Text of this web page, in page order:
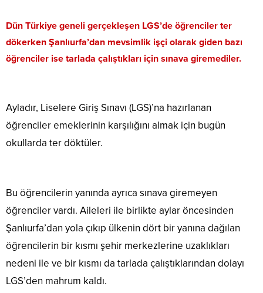
Dün Türkiye geneli gerçekleşen LGS’de öğrenciler ter
dökerken Şanlıurfa’dan mevsimlik işçi olarak giden bazı
öğrenciler ise tarlada çalıştıkları için sınava giremediler.
Ayladır, Liselere Giriş Sınavı (LGS)’na hazırlanan
öğrenciler emeklerinin karşılığını almak için bugün
okullarda ter döktüler.
Bu öğrencilerin yanında ayrıca sınava giremeyen
öğrenciler vardı. Aileleri ile birlikte aylar öncesinden
Şanlıurfa’dan yola çıkıp ülkenin dört bir yanına dağılan
öğrencilerin bir kısmı şehir merkezlerine uzaklıkları
nedeni ile ve bir kısmı da tarlada çalıştıklarından dolayı
LGS’den mahrum kaldı.